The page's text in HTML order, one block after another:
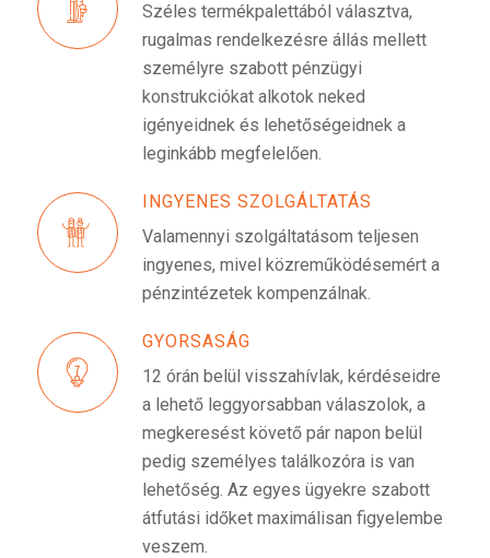
Széles termékpalettából választva,
rugalmas rendelkezésre állás mellett
személyre szabott pénzügyi
konstrukciókat alkotok neked
igényeidnek és lehetőségeidnek a
leginkább megfelelően.
INGYENES SZOLGÁLTATÁS
Valamennyi szolgáltatásom teljesen
ingyenes, mivel közreműködésemért a
pénzintézetek kompenzálnak.
GYORSASÁG
12 órán belül visszahívlak, kérdéseidre
a lehető leggyorsabban válaszolok, a
megkeresést követő pár napon belül
pedig személyes találkozóra is van
lehetőség. Az egyes ügyekre szabott
átfutási időket maximálisan figyelembe
veszem.